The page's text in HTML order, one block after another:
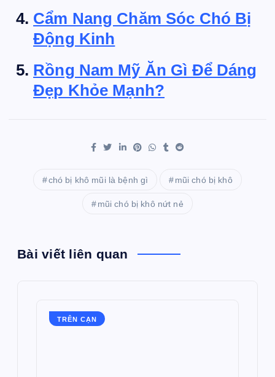
Cẩm Nang Chăm Sóc Chó Bị
Động Kinh
Rồng Nam Mỹ Ăn Gì Để Dáng
Đẹp Khỏe Mạnh?
chó bị khô mũi là bệnh gì mũi chó bị khô
mũi chó bị khô nứt nẻ
Bài viết liên quan
TRÊN CẠN